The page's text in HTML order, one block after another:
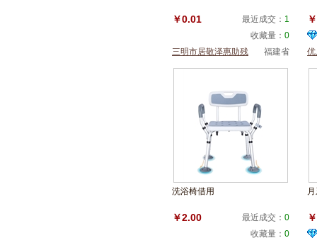
￥0.01 最近成交： 1
收藏量： 0
三明市居敬泽惠助残
福建省
洗浴椅借用
￥2.00 最近成交： 0
收藏量： 0